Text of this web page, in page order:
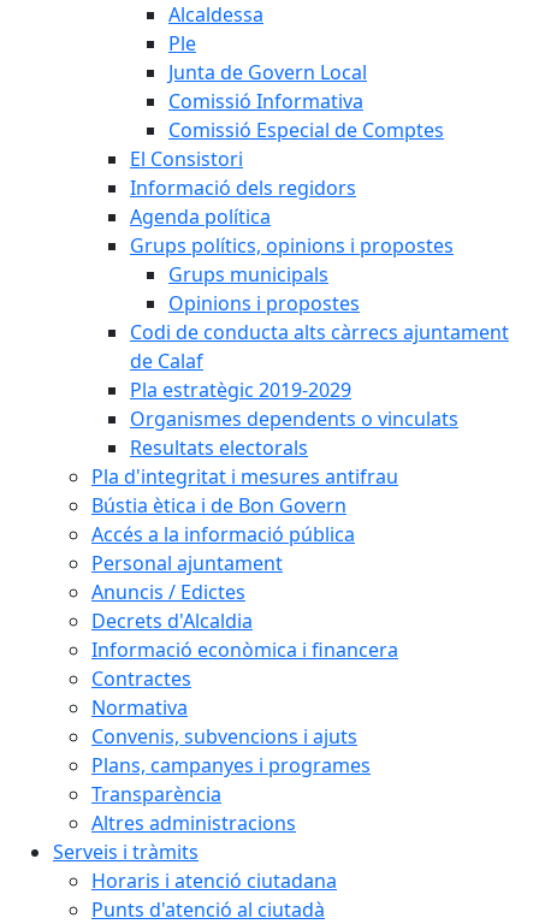
Alcaldessa
Ple
Junta de Govern Local
Comissió Informativa
Comissió Especial de Comptes
El Consistori
Informació dels regidors
Agenda política
Grups polítics, opinions i propostes
Grups municipals
Opinions i propostes
Codi de conducta alts càrrecs ajuntament
de Calaf
Pla estratègic 2019-2029
Organismes dependents o vinculats
Resultats electorals
Pla d'integritat i mesures antifrau
Bústia ètica i de Bon Govern
Accés a la informació pública
Personal ajuntament
Anuncis / Edictes
Decrets d'Alcaldia
Informació econòmica i financera
Contractes
Normativa
Convenis, subvencions i ajuts
Plans, campanyes i programes
Transparència
Altres administracions
Serveis i tràmits
Horaris i atenció ciutadana
Punts d'atenció al ciutadà